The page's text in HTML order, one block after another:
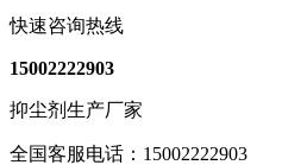
快速咨询热线
15002222903
抑尘剂生产厂家
全国客服电话：15002222903